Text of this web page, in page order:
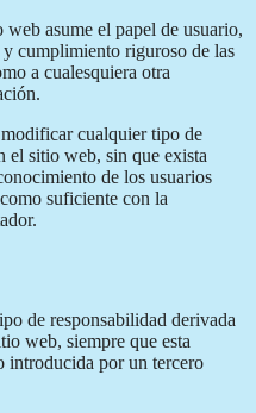
web asume el papel de usuario,
cumplimiento riguroso de las
a cualesquiera otra
cualquier tipo de
el sitio web, sin que exista
de los usuarios
suficiente con la
de responsabilidad derivada
web, siempre que esta
introducida por un tercero